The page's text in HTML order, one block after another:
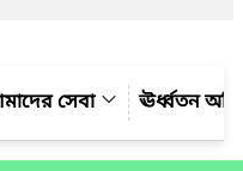
সেবা ঊর্ধ্বতন